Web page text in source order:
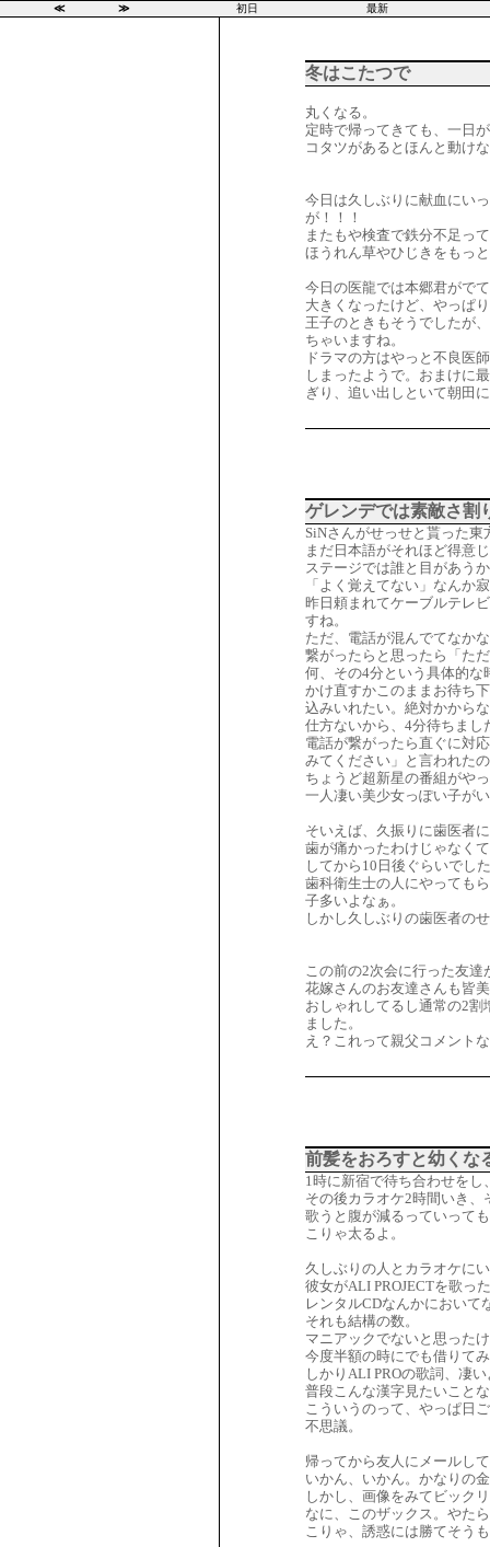
≪ ≫ 初日 最新
冬はこたつで
丸くなる。
定時で帰ってきても、一日
コタツがあるとほんと動け
今日は久しぶりに献血にい
が！！！
またもや検査で鉄分不足っ
ほうれん草やひじきをもっ
今日の医龍では本郷君がで
大きくなったけど、やっぱ
王子のときもそうでしたが
ちゃいますね。
ドラマの方はやっと不良医
しまったようで。おまけに
ぎり、追い出しといて朝田
ゲレンデでは素敵さ割
SiNさんがせっせと貰った
まだ日本語がそれほど得意
ステージでは誰と目があう
「よく覚えてない」なんか
昨日頼まれてケーブルテレ
すね。
ただ、電話が混んでてなか
繋がったらと思ったら「た
何、その4分という具体的な
かけ直すかこのままお待ち
込みいれたい。絶対かから
仕方ないから、4分待ちまし
電話が繋がったら直ぐに対
みてください」と言われた
ちょうど超新星の番組がや
一人凄い美少女っぽい子が
そいえば、久振りに歯医者
歯が痛かったわけじゃなく
してから10日後ぐらいでし
歯科衛生士の人にやっても
子多いよなぁ。
しかし久しぶりの歯医者の
この前の2次会に行った友
花嫁さんのお友達さんも皆
おしゃれしてるし通常の2
ました。
え？これって親父コメント
前髪をおろすと幼くな
1時に新宿で待ち合わせをし
その後カラオケ2時間いき、
歌うと腹が減るっていって
こりゃ太るよ。
久しぶりの人とカラオケに
彼女がALI PROJECTを歌っ
レンタルCDなんかにおいて
それも結構の数。
マニアックでないと思った
今度半額の時にでも借りて
しかりALI PROの歌詞、凄
普段こんな漢字見たいこと
こういうのって、やっぱ日
不思議。
帰ってから友人にメールし
いかん、いかん。かなりの
しかし、画像をみてビック
なに、このザックス。やた
こりゃ、誘惑には勝てそう